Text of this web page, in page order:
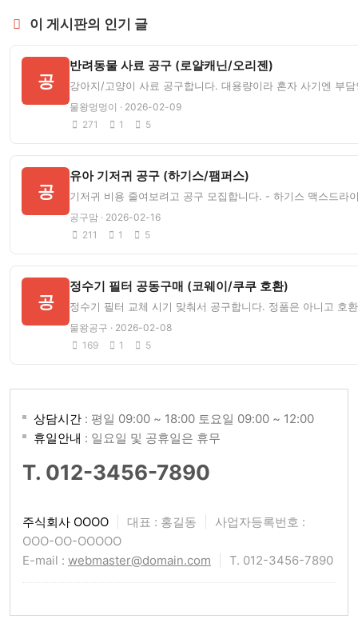
이 게시판의 인기 글
공
반려동물 사료 공구 (로얄캐닌/오리젠)
강아지/고양이 사료 공구합니다. 대용량이라 혼자 사기엔 부
물왕멍멍이 · 2026-02-09
271
1 5
공
유아 기저귀 공구 (하기스/팸퍼스)
기저귀 비용 줄여보려고 공구 모집합니다. - 하기스 맥스드
공구맘 · 2026-02-16
211
1 5
공
정수기 필터 공동구매 (코웨이/쿠쿠 호환)
정수기 필터 교체 시기 맞춰서 공구합니다. 정품은 아니고 호
물왕공구 · 2026-02-08
169
1 5
상담시간 : 평일 09:00 ~ 18:00 토요일 09:00 ~ 12:00
휴일안내 : 일요일 및 공휴일은 휴무
T. 012-3456-7890
주식회사 OOOO 대표 : 홍길동
사업자등록번호 :
OOO-OO-OOOOO
E-mail : webmaster@domain.com T. 012-3456-7890